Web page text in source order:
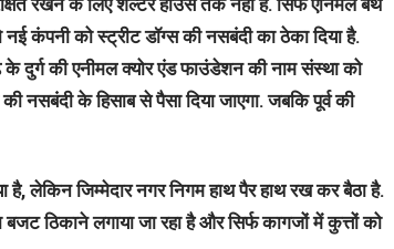
रखने के लिए शेल्टर हाउस तक नहीं है. सिर्फ एनिमल बर्थ
कंपनी को स्ट्रीट डॉग्स की नसबंदी का ठेका दिया है.
दुर्ग की एनीमल क्योर एंड फाउंडेशन की नाम संस्था को
नसबंदी के हिसाब से पैसा दिया जाएगा. जबकि पूर्व की
लेकिन जिम्मेदार नगर निगम हाथ पैर हाथ रख कर बैठा है.
ठिकाने लगाया जा रहा है और सिर्फ कागजों में कुत्तों को